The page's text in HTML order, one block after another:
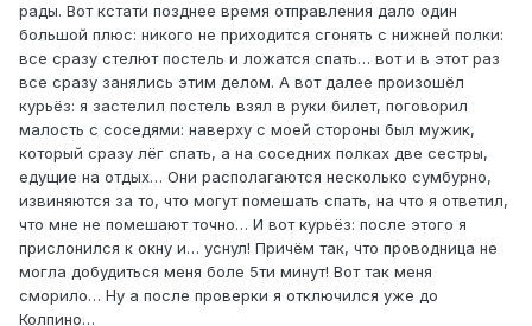
рады. Вот кстати позднее время отправления дало один
большой плюс: никого не приходится сгонять с нижней полки:
все сразу стелют постель и ложатся спать… вот и в этот раз
все сразу занялись этим делом. А вот далее произошёл
курьёз: я застелил постель взял в руки билет, поговорил
малость с соседями: наверху с моей стороны был мужик,
который сразу лёг спать, а на соседних полках две сестры,
едущие на отдых… Они располагаются несколько сумбурно,
извиняются за то, что могут помешать спать, на что я ответил,
что мне не помешают точно… И вот курьёз: после этого я
прислонился к окну и… уснул! Причём так, что проводница не
могла добудиться меня боле 5ти минут! Вот так меня
сморило… Ну а после проверки я отключился уже до
Колпино…